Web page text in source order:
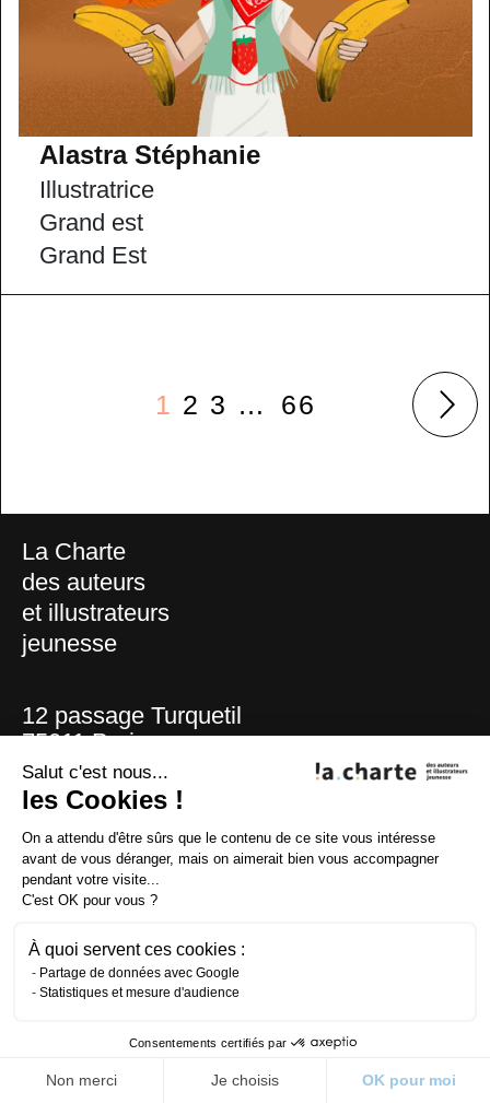
Alastra Stéphanie
Illustratrice
Grand est
Grand Est
1 2 3 … 66
La Charte
des auteurs
et illustrateurs
jeunesse
12 passage Turquetil
75011 Paris
T :01 42 81 19 93
La Charte
Nos actus
Nos métiers
Nos actions
Inviter un·e chartiste
Contact
Salut c'est nous...
les Cookies !
On a attendu d'être sûrs que le contenu de ce site vous intéresse
avant de vous déranger, mais on aimerait bien vous accompagner
pendant votre visite...
C'est OK pour vous ?
À quoi servent ces cookies :
Partage de données avec Google
Statistiques et mesure d'audience
Consentements certifiés par
Non merci Je choisis OK pour moi